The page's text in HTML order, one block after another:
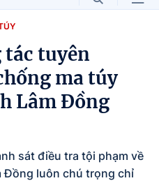
tác tuyên
ma túy
Lâm Đồng
sát điều tra tội phạm về
Đồng luôn chú trọng chỉ